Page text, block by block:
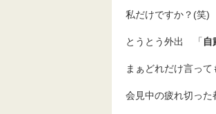
私だけですか？(笑)
とうとう外出 「 自
まぁどれだけ言って
会見中の疲れ切った